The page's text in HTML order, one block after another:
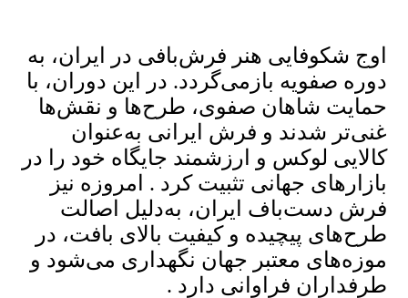
اوج شکوفایی هنر فرش‌بافی در ایران، به
دوره صفویه بازمی‌گردد. در این دوران، با
حمایت شاهان صفوی، طرح‌ها و نقش‌ها
غنی‌تر شدند و فرش ایرانی به‌عنوان
کالایی لوکس و ارزشمند جایگاه خود را در
بازارهای جهانی تثبیت کرد . امروزه نیز
فرش دست‌باف ایران، به‌دلیل اصالت
طرح‌های پیچیده و کیفیت بالای بافت، در
موزه‌های معتبر جهان نگهداری می‌شود و
طرفداران فراوانی دارد .